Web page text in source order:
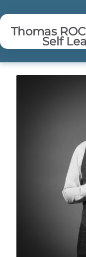
Thomas
Self